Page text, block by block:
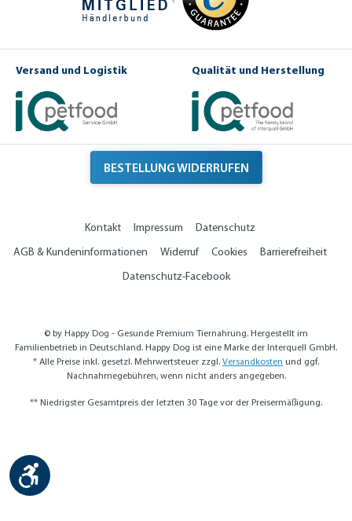
Versand und Logistik Qualität und Herstellung
BESTELLUNG WIDERRUFEN
Kontakt Impressum
Datenschutz
AGB & Kundeninformationen
Widerruf Cookies
Barrierefreiheit
Datenschutz-Facebook
© by Happy Dog - Gesunde Premium Tiernahrung. Hergestellt im
Familienbetrieb in Deutschland. Happy Dog ist eine Marke der Interquell GmbH.
* Alle Preise inkl. gesetzl. Mehrwertsteuer zzgl. Versandkosten und ggf.
Nachnahmegebühren, wenn nicht anders angegeben.
** Niedrigster Gesamtpreis der letzten 30 Tage vor der Preisermäßigung.
Werkzeugleiste anzeigen